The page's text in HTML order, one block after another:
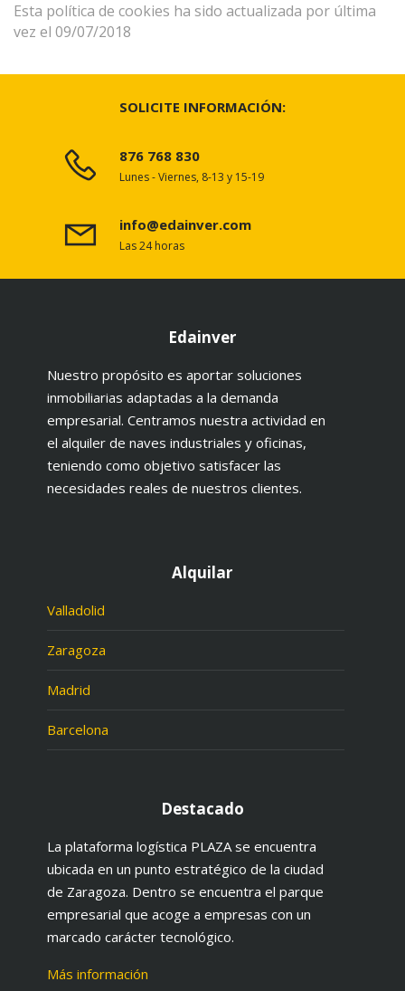
Esta política de cookies ha sido actualizada por última
vez el 09/07/2018
SOLICITE INFORMACIÓN:
876 768 830
Lunes - Viernes, 8-13 y 15-19
info@edainver.com
Las 24 horas
Edainver
Nuestro propósito es aportar soluciones
inmobiliarias adaptadas a la demanda
empresarial. Centramos nuestra actividad en
el alquiler de naves industriales y oficinas,
teniendo como objetivo satisfacer las
necesidades reales de nuestros clientes.
Alquilar
Valladolid
Zaragoza
Madrid
Barcelona
Destacado
La plataforma logística PLAZA se encuentra
ubicada en un punto estratégico de la ciudad
de Zaragoza. Dentro se encuentra el parque
empresarial que acoge a empresas con un
marcado carácter tecnológico.
Más información